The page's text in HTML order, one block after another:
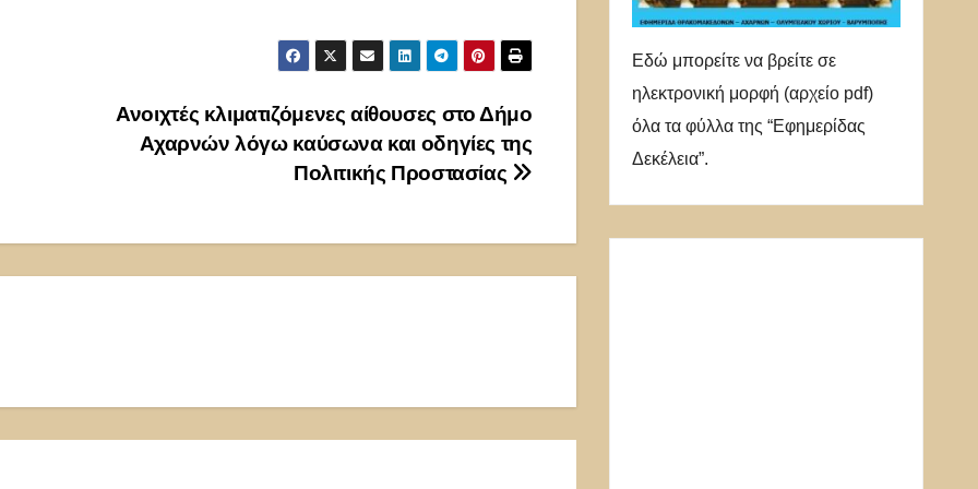
Ανοιχτές κλιματιζόμενες αίθουσες στο Δήμο
Αχαρνών λόγω καύσωνα και οδηγίες της
Πολιτικής Προστασίας
Εδώ μπορείτε να βρείτε σε
ηλεκτρονική μορφή (αρχείο pdf)
όλα τα φύλλα της “Εφημερίδας
Δεκέλεια”.